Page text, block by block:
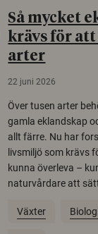
Så mycket
krävs för
arter
22 juni 2026
Över tusen arter
gamla eklandskap
allt färre. Nu har
livsmiljö som krävs
kunna överleva –
naturvårdare att
Växter